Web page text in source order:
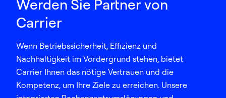
Werden Sie Partner von
Carrier
Wenn Betriebssicherheit, Effizienz und
Nachhaltigkeit im Vordergrund stehen, bietet
Carrier Ihnen das nötige Vertrauen und die
Kompetenz, um Ihre Ziele zu erreichen. Unsere